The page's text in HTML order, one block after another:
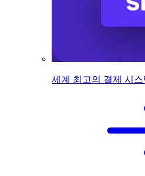
세계 최고의 결제 시스